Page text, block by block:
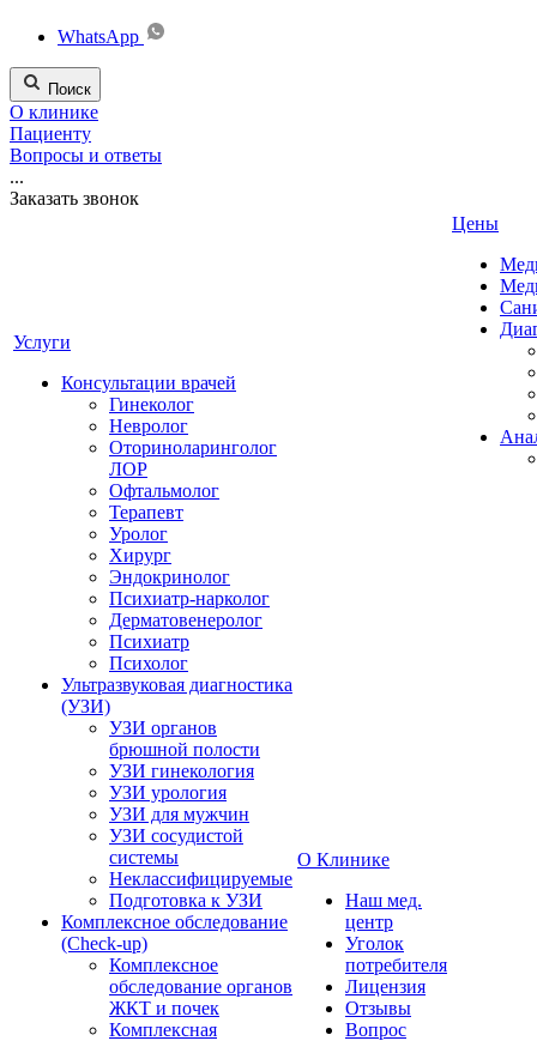
WhatsApp
Поиск
О клинике
Пациенту
Вопросы и ответы
...
Заказать звонок
Услуги
Консультации врачей
Гинеколог
Невролог
Оториноларинголог
ЛОР
Офтальмолог
Терапевт
Уролог
Хирург
Эндокринолог
Психиатр-нарколог
Дерматовенеролог
Психиатр
Психолог
Ультразвуковая диагностика
(УЗИ)
УЗИ органов
брюшной полости
УЗИ гинекология
УЗИ урология
УЗИ для мужчин
УЗИ сосудистой
системы
Неклассифицируемые
Подготовка к УЗИ
Комплексное обследование
(Check-up)
Комплексное
обследование органов
ЖКТ и почек
Комплексная
О Клинике
Наш мед.
центр
Уголок
потребителя
Лицензия
Отзывы
Вопрос
Цены